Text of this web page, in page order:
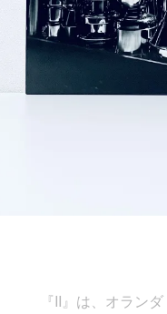
『II』は、オラン